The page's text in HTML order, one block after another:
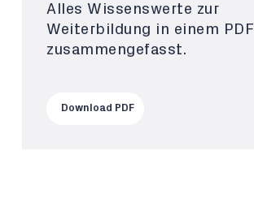
Alles Wissenswerte zur
Weiterbildung in einem PDF
zusammengefasst.
Download PDF